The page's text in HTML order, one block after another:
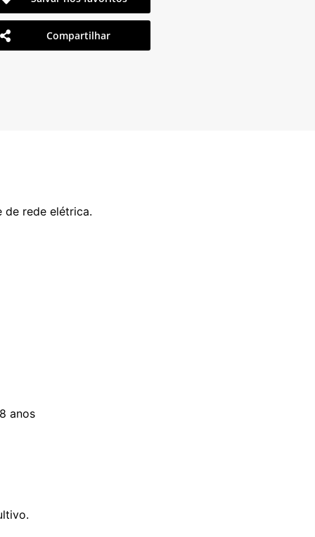
Compartilhar
de rede elétrica.
anos